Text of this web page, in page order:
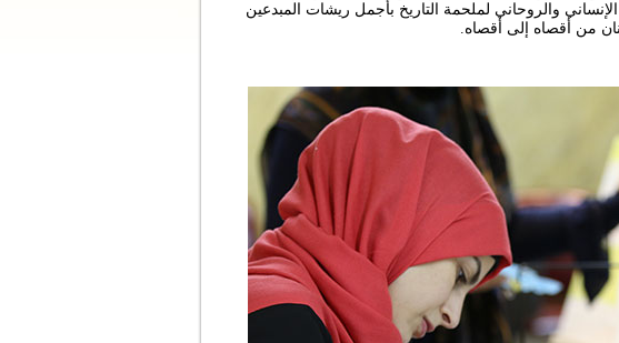
والروحاني لملحمة التاريخ بأجمل ريشات المبدعين
من أقصاه إلى أقصاه.